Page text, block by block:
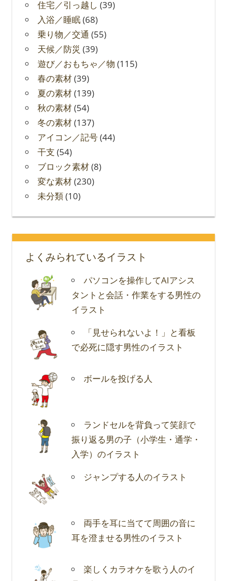
住宅／引っ越し (39)
入浴／睡眠(68)
乗り物／交通 (55)
天候／防災 (39)
遊び／おもちゃ／物 (115)
春の素材(39)
夏の素材(139)
秋の素材(54)
冬の素材(137)
アイコン／記号(44)
干支 (54)
ブロック素材(8)
変な素材(230)
未分類(10)
よくみられているイラスト
パソコンを操作してAIアシス
タントと会話・作業をする男性の
イラスト
「見せられないよ！」と看板
で必死に隠す男性のイラスト
ボールを投げる人
ランドセルを背負って笑顔で
振り返る男の子（小学生・通学・
入学）のイラスト
ジャンプする人のイラスト
両手を耳に当てて周囲の音に
耳を澄ませる男性のイラスト
楽しくカラオケを歌う人のイ